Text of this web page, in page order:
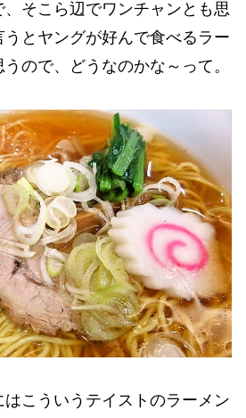
そこら辺でワンチャンとも思
うとヤングが好んで食べるラー
ので、どうなのかな～って。
こういうテイストのラーメン